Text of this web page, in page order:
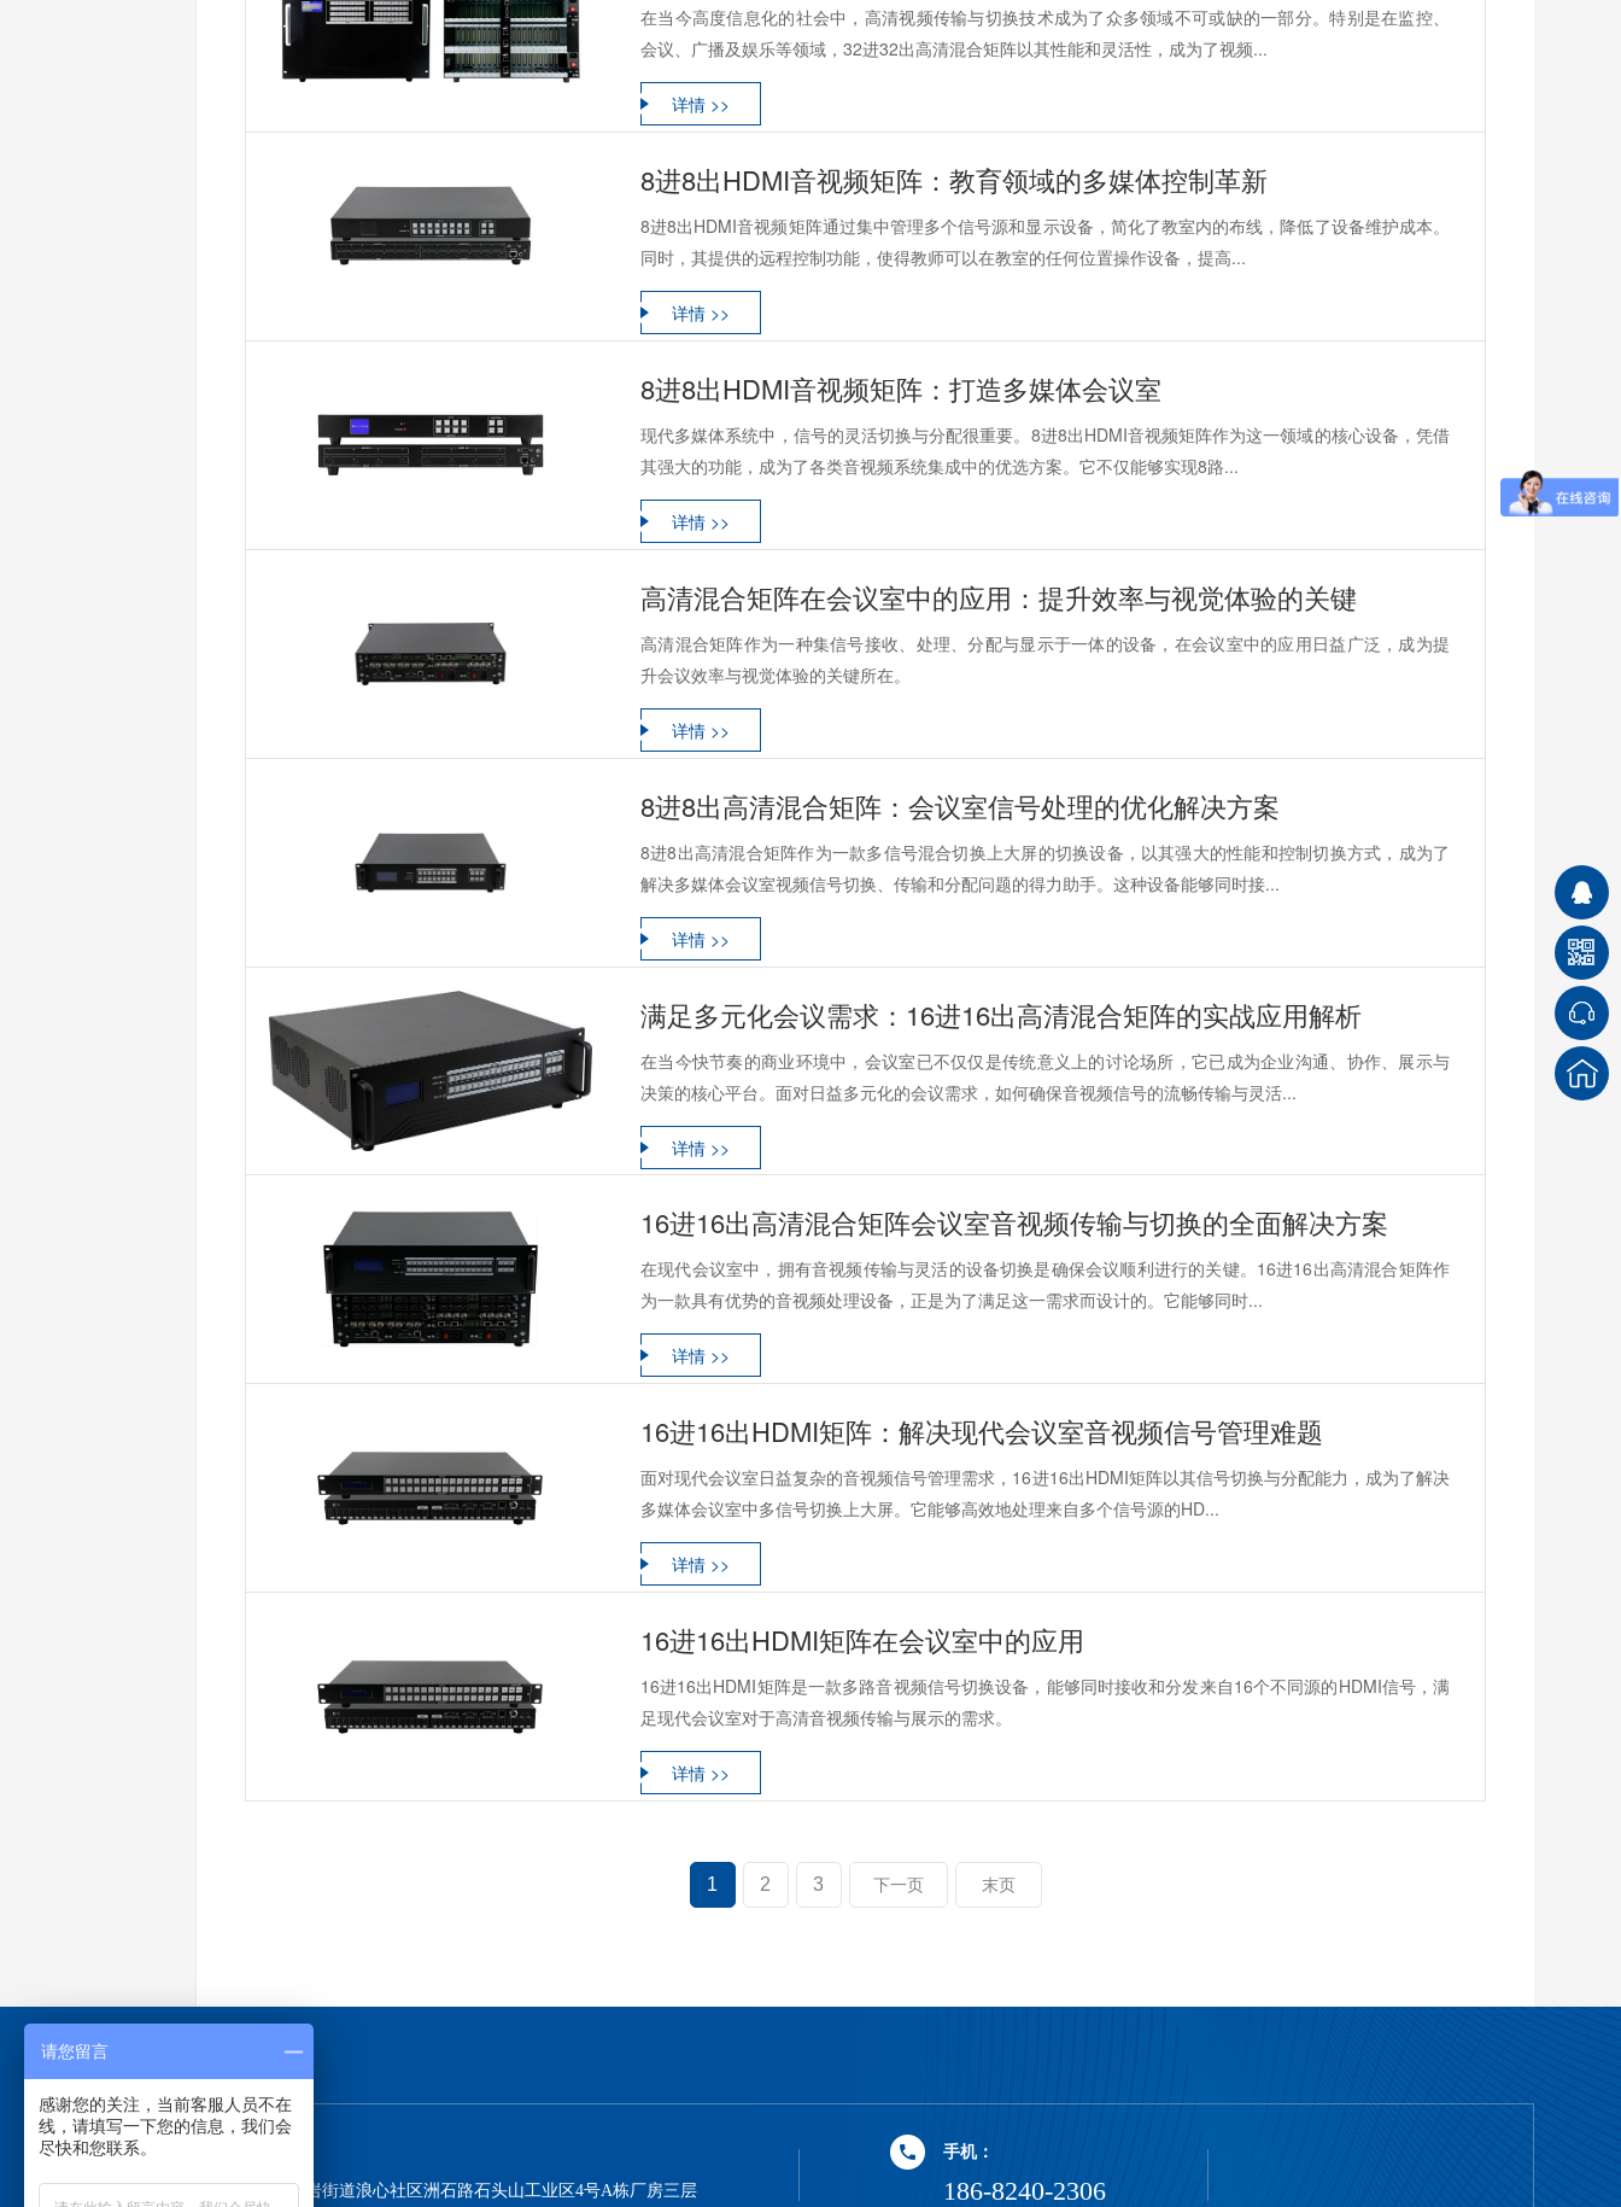
在当今高度信息化的社会中，高清视频传输与切换技术成为了众多领域不可或缺的一部分。特别是在监控、
会议、广播及娱乐等领域，32进32出高清混合矩阵以其性能和灵活性，成为了视频...
详情 >>
8进8出HDMI音视频矩阵：教育领域的多媒体控制革新
8进8出HDMI音视频矩阵通过集中管理多个信号源和显示设备，简化了教室内的布线，降低了设备维护成本。
同时，其提供的远程控制功能，使得教师可以在教室的任何位置操作设备，提高...
详情 >>
8进8出HDMI音视频矩阵：打造多媒体会议室
现代多媒体系统中，信号的灵活切换与分配很重要。8进8出HDMI音视频矩阵作为这一领域的核心设备，凭借
其强大的功能，成为了各类音视频系统集成中的优选方案。它不仅能够实现8路...
详情 >>
高清混合矩阵在会议室中的应用：提升效率与视觉体验的关键
高清混合矩阵作为一种集信号接收、处理、分配与显示于一体的设备，在会议室中的应用日益广泛，成为提
升会议效率与视觉体验的关键所在。
详情 >>
8进8出高清混合矩阵：会议室信号处理的优化解决方案
8进8出高清混合矩阵作为一款多信号混合切换上大屏的切换设备，以其强大的性能和控制切换方式，成为了
解决多媒体会议室视频信号切换、传输和分配问题的得力助手。这种设备能够同时接...
详情 >>
满足多元化会议需求：16进16出高清混合矩阵的实战应用解析
在当今快节奏的商业环境中，会议室已不仅仅是传统意义上的讨论场所，它已成为企业沟通、协作、展示与
决策的核心平台。面对日益多元化的会议需求，如何确保音视频信号的流畅传输与灵活...
详情 >>
16进16出高清混合矩阵会议室音视频传输与切换的全面解决方案
在现代会议室中，拥有音视频传输与灵活的设备切换是确保会议顺利进行的关键。16进16出高清混合矩阵作
为一款具有优势的音视频处理设备，正是为了满足这一需求而设计的。它能够同时...
详情 >>
16进16出HDMI矩阵：解决现代会议室音视频信号管理难题
面对现代会议室日益复杂的音视频信号管理需求，16进16出HDMI矩阵以其信号切换与分配能力，成为了解决
多媒体会议室中多信号切换上大屏。它能够高效地处理来自多个信号源的HD...
详情 >>
16进16出HDMI矩阵在会议室中的应用
16进16出HDMI矩阵是一款多路音视频信号切换设备，能够同时接收和分发来自16个不同源的HDMI信号，满
足现代会议室对于高清音视频传输与展示的需求。
详情 >>
1 2 3 下一页 末页
深圳市宝安区石岩街道浪心社区洲石路石头山工业区4号A栋厂房三层
手机：
186-8240-2306
请您留言
感谢您的关注，当前客服人员不在
线，请填写一下您的信息，我们会
尽快和您联系。